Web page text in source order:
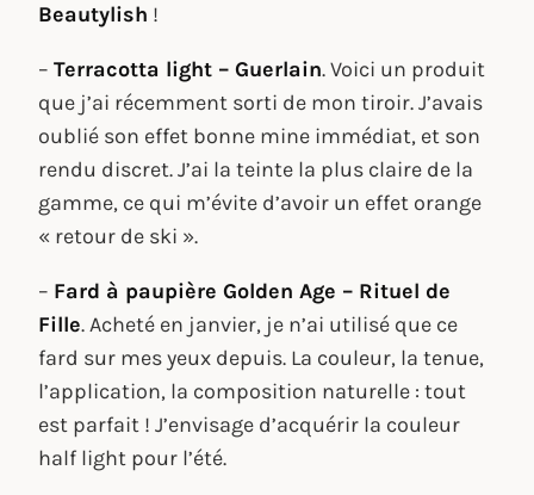
Beautylish !
– Terracotta light – Guerlain. Voici un produit
que j’ai récemment sorti de mon tiroir. J’avais
oublié son effet bonne mine immédiat, et son
rendu discret. J’ai la teinte la plus claire de la
gamme, ce qui m’évite d’avoir un effet orange
« retour de ski ».
– Fard à paupière Golden Age – Rituel de
Fille. Acheté en janvier, je n’ai utilisé que ce
fard sur mes yeux depuis. La couleur, la tenue,
l’application, la composition naturelle : tout
est parfait ! J’envisage d’acquérir la couleur
half light pour l’été.